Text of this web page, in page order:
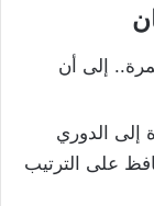
إلى أن
إلى الدوري
وقد حافظ على الترتيب